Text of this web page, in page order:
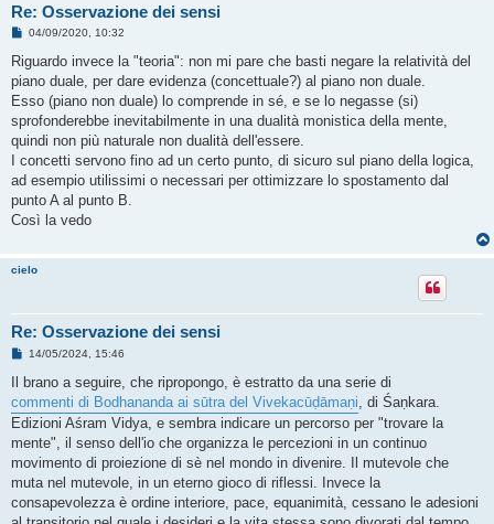
Re: Osservazione dei sensi
M
s
s
a
g
i
o
04/09/2020, 10:32
Riguardo invece la "teoria": non mi pare che basti negare la relatività del
piano duale, per dare evidenza (concettuale?) al piano non duale.
Esso (piano non duale) lo comprende in sé, e se lo negasse (si)
sprofonderebbe inevitabilmente in una dualità monistica della mente,
quindi non più naturale non dualità dell'essere.
I concetti servono fino ad un certo punto, di sicuro sul piano della logica,
ad esempio utilissimi o necessari per ottimizzare lo spostamento dal
punto A al punto B.
Così la vedo
cielo
Re: Osservazione dei sensi
M
s
a
g
g
i
o
14/05/2024, 15:46
Il brano a seguire, che ripropongo, è estratto da una serie di
commenti di Bodhananda ai sūtra del Vivekacūḍāmaṇi , di Śaṇkara.
Edizioni Aśram Vidya, e sembra indicare un percorso per "trovare la
mente", il senso dell'io che organizza le percezioni in un continuo
movimento di proiezione di sè nel mondo in divenire. Il mutevole che
muta nel mutevole, in un eterno gioco di riflessi. Invece la
consapevolezza è ordine interiore, pace, equanimità, cessano le adesioni